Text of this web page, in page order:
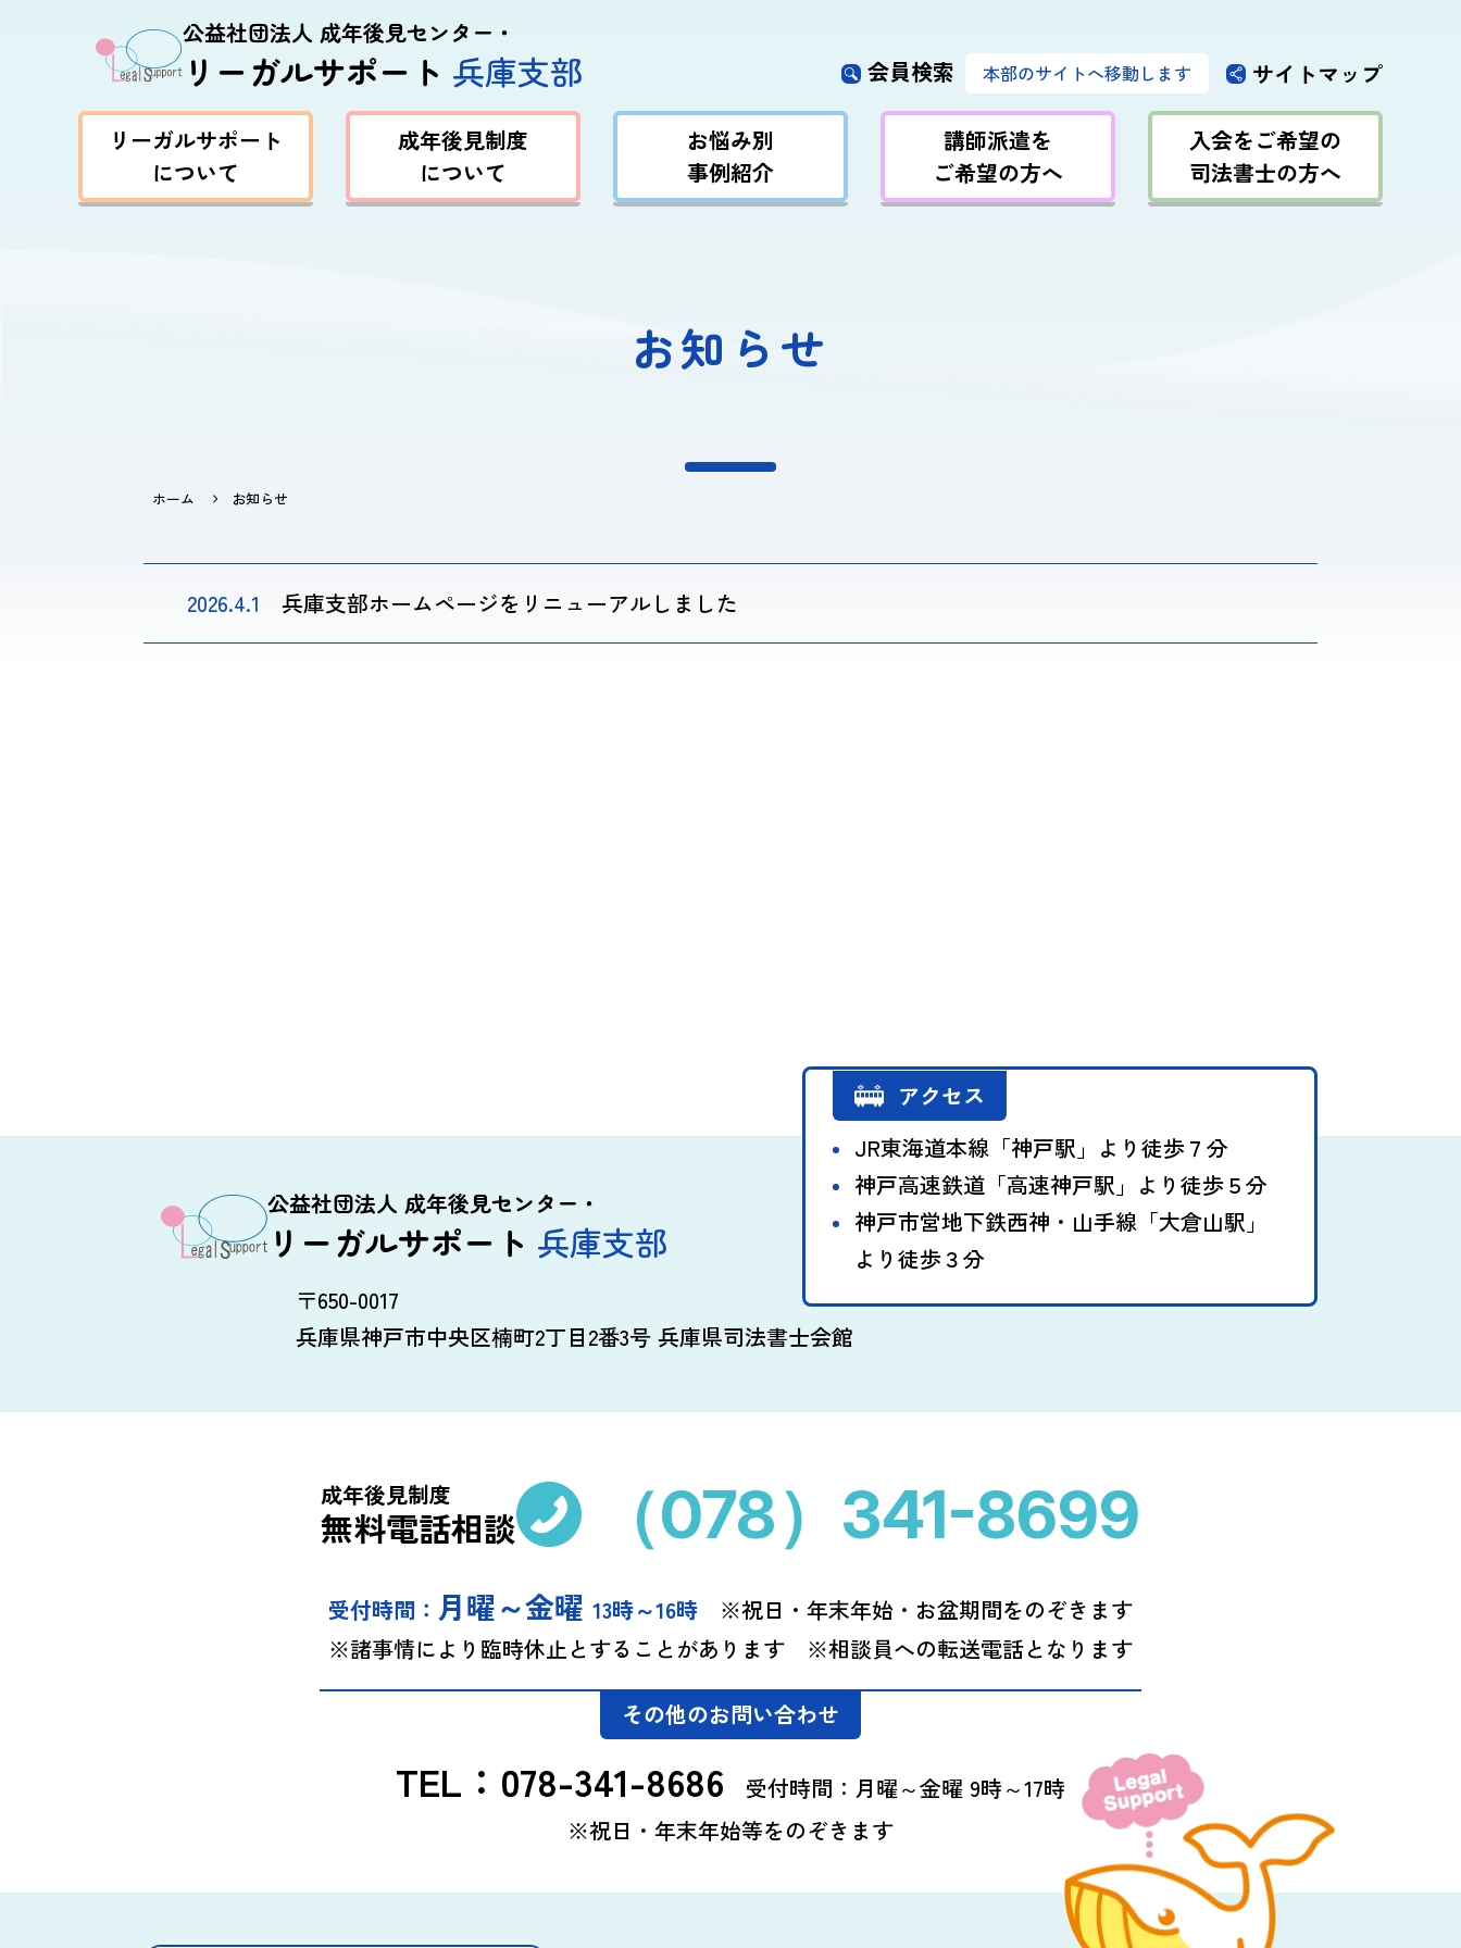
公益社団法人 成年後見センター・
リーガルサポート 兵庫支部 会員検索 本部のサイトへ移動します サイトマップ
リーガルサポート
について
成年後見制度
について
お悩み別
事例紹介
講師派遣を
ご希望の方へ
入会をご希望の
司法書士の方へ
お知らせ
ホーム お知らせ
2026.4.1 兵庫支部ホームページをリニューアルしました
公益社団法人 成年後見センター・
リーガルサポート 兵庫支部
〒650-0017
兵庫県神戸市中央区楠町2丁目2番3号 兵庫県司法書士会館
アクセス
JR東海道本線「神戸駅」より徒歩７分
神戸高速鉄道「高速神戸駅」より徒歩５分
神戸市営地下鉄西神・山手線「大倉山駅」
より徒歩３分
成年後見制度
無料電話相談 （078）341-8699
受付時間： 月曜～金曜 13時～16時 ※祝日・年末年始・お盆期間をのぞきます
※諸事情により臨時休止とすることがあります ※相談員への転送電話となります
その他のお問い合わせ
TEL：078-341-8686 受付時間：月曜～金曜 9時～17時
※祝日・年末年始等をのぞきます